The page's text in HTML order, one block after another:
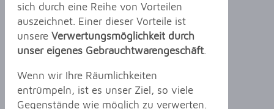
sich durch eine Reihe von Vorteilen
auszeichnet. Einer dieser Vorteile ist
unsere Verwertungsmöglichkeit durch
unser eigenes Gebrauchtwarengeschäft.
Wenn wir Ihre Räumlichkeiten
entrümpeln, ist es unser Ziel, so viele
Gegenstände wie möglich zu verwerten.